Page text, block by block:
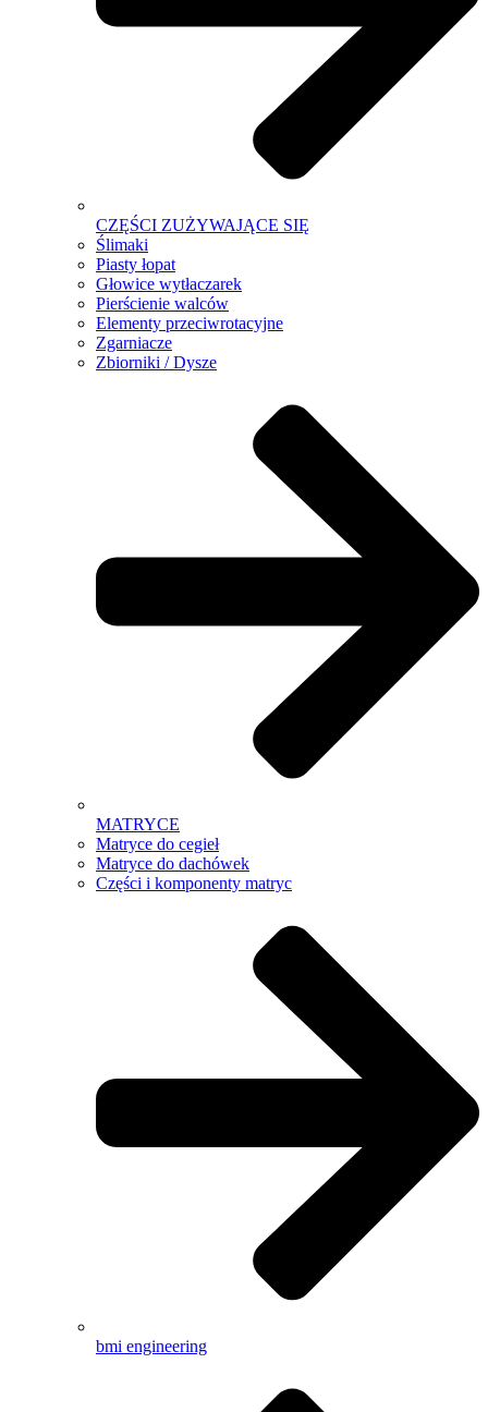
CZĘŚCI ZUŻYWAJĄCE SIĘ
Ślimaki
Piasty łopat
Głowice wytłaczarek
Pierścienie walców
Elementy przeciwrotacyjne
Zgarniacze
Zbiorniki / Dysze
MATRYCE
Matryce do cegieł
Matryce do dachówek
Części i komponenty matryc
bmi engineering